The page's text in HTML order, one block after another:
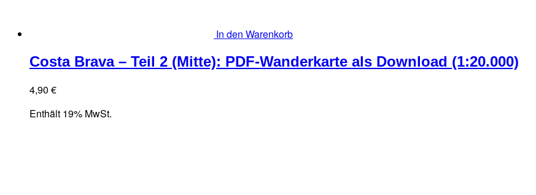
In den Warenkorb
Costa Brava – Teil 2 (Mitte): PDF-Wanderkarte als Download (1:20.000)
4,90 €
Enthält 19% MwSt.